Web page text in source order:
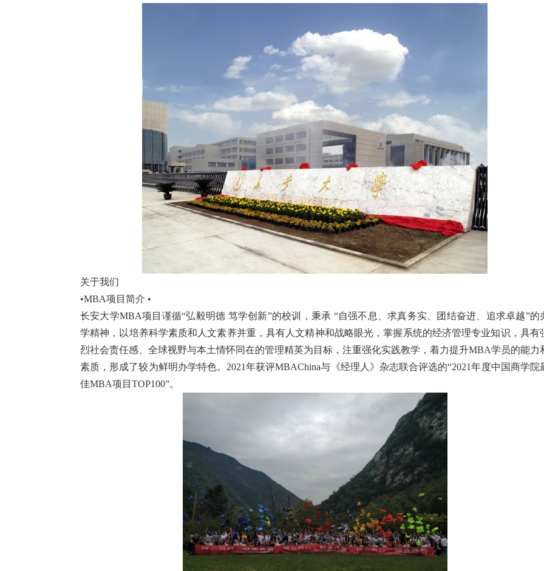
关于我们
•MBA项目简介 •
长安大学MBA项目谨循“弘毅明德 笃学创新”的校训，秉承 “自强不息、求真务实、团结奋进、追求卓越”的
学精神，以培养科学素质和人文素养并重，具有人文精神和战略眼光，掌握系统的经济管理专业知识，具有
烈社会责任感、全球视野与本土情怀同在的管理精英为目标，注重强化实践教学，着力提升MBA学员的能力
素质，形成了较为鲜明办学特色。2021年获评MBAChina与《经理人》杂志联合评选的“2021年度中国商学院
佳MBA项目TOP100”。